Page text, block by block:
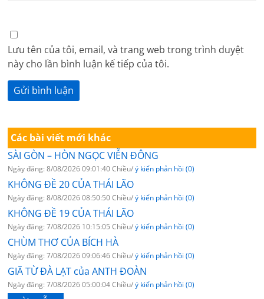
Lưu tên của tôi, email, và trang web trong trình duyệt
này cho lần bình luận kế tiếp của tôi.
Các bài viết mới khác
SÀI GÒN – HÒN NGỌC VIỄN ĐÔNG
Ngày đăng: 8/08/2026 09:01:40 Chiều/ý kiến phản hồi (0)
KHÔNG ĐỀ 20 CỦA THÁI LÃO
Ngày đăng: 8/08/2026 08:50:50 Chiều/ý kiến phản hồi (0)
KHÔNG ĐỀ 19 CỦA THÁI LÃO
Ngày đăng: 7/08/2026 10:15:05 Chiều/ý kiến phản hồi (0)
CHÙM THƠ CỦA BÍCH HÀ
Ngày đăng: 7/08/2026 09:06:46 Chiều/ý kiến phản hồi (0)
GIÃ TỪ ĐÀ LẠT của ANTH ĐOÀN
Ngày đăng: 7/08/2026 05:00:04 Chiều/ý kiến phản hồi (0)